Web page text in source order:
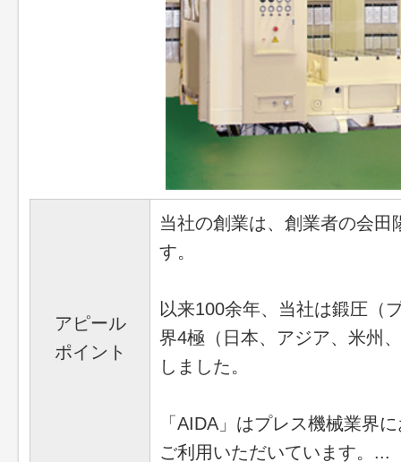
アピール
ポイント
当社の創業は、創業者の会
す。
以来100余年、当社は鍛圧（
界4極（日本、アジア、米州
しました。
「AIDA」はプレス機械業界
ご利用いただいています。...